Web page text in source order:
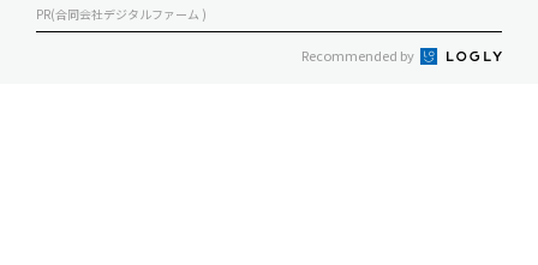
PR(合同会社デジタルファーム )
Recommended by